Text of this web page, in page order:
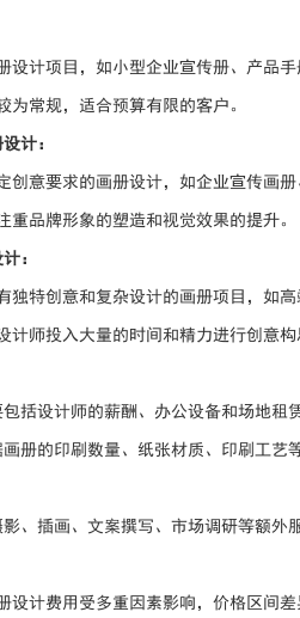
设计项目，如小型企业宣传册、产品
为常规，适合预算有限的客户。
计：
创意要求的画册设计，如企业宣传画
重品牌形象的塑造和视觉效果的提升。
：
独特创意和复杂设计的画册项目，如
计师投入大量的时间和精力进行创意
括设计师的薪酬、办公设备和场地租
册的印刷数量、纸张材质、印刷工艺
、插画、文案撰写、市场调研等额外
设计费用受多重因素影响，价格区间